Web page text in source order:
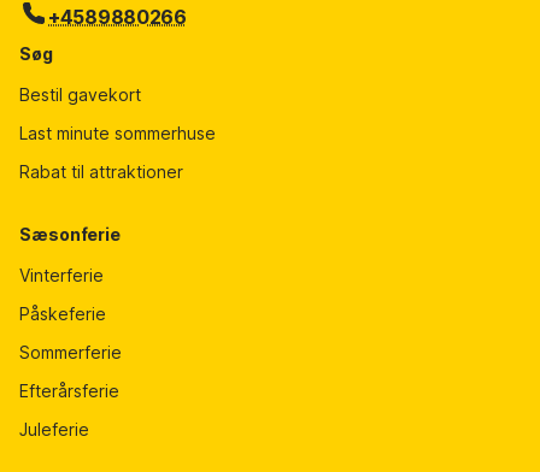
+4589880266
Søg
Bestil gavekort
Last minute sommerhuse
Rabat til attraktioner
Sæsonferie
Vinterferie
Påskeferie
Sommerferie
Efterårsferie
Juleferie